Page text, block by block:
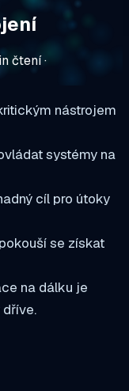
čtení·
nástrojem
systémy na
cíl pro útoky
se získat
na dálku je